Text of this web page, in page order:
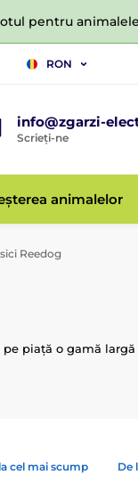
pentru
RON
info@zgarzi-
Scrieți-ne
animalelor
Reedog
piață o gamă
cel mai scump De